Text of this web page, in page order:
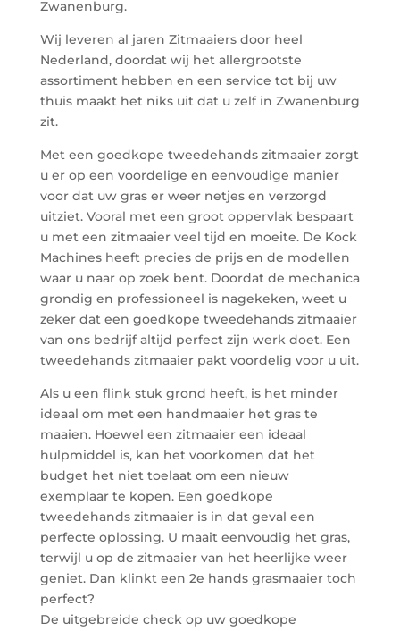
Zwanenburg.
Wij leveren al jaren Zitmaaiers door heel
Nederland, doordat wij het allergrootste
assortiment hebben en een service tot bij uw
thuis maakt het niks uit dat u zelf in Zwanenburg
zit.
Met een goedkope tweedehands zitmaaier zorgt
u er op een voordelige en eenvoudige manier
voor dat uw gras er weer netjes en verzorgd
uitziet. Vooral met een groot oppervlak bespaart
u met een zitmaaier veel tijd en moeite. De Kock
Machines heeft precies de prijs en de modellen
waar u naar op zoek bent. Doordat de mechanica
grondig en professioneel is nagekeken, weet u
zeker dat een goedkope tweedehands zitmaaier
van ons bedrijf altijd perfect zijn werk doet. Een
tweedehands zitmaaier pakt voordelig voor u uit.
Als u een flink stuk grond heeft, is het minder
ideaal om met een handmaaier het gras te
maaien. Hoewel een zitmaaier een ideaal
hulpmiddel is, kan het voorkomen dat het
budget het niet toelaat om een nieuw
exemplaar te kopen. Een goedkope
tweedehands zitmaaier is in dat geval een
perfecte oplossing. U maait eenvoudig het gras,
terwijl u op de zitmaaier van het heerlijke weer
geniet. Dan klinkt een 2e hands grasmaaier toch
perfect?
De uitgebreide check op uw goedkope